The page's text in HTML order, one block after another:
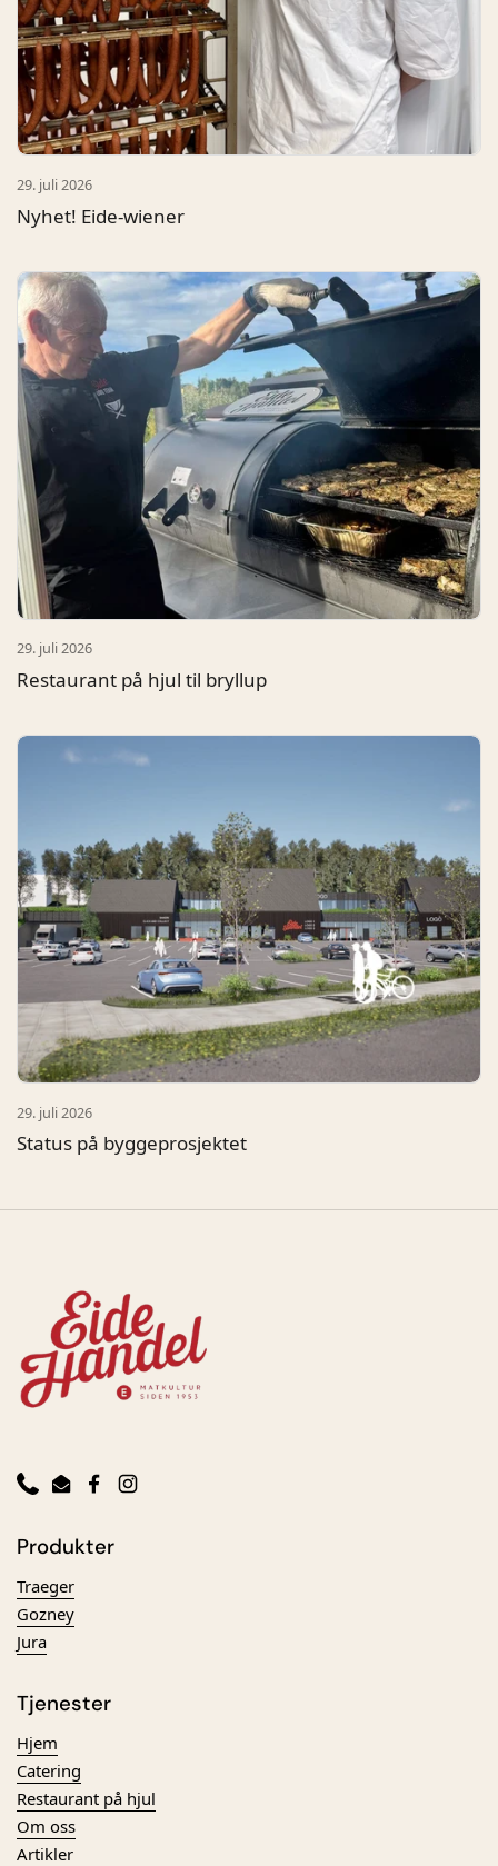
29. juli 2026
Nyhet! Eide-wiener
29. juli 2026
Restaurant på hjul til bryllup
29. juli 2026
Status på byggeprosjektet
PhoneEmailFacebookInstagram
Produkter
Traeger
Gozney
Jura
Tjenester
Hjem
Catering
Restaurant på hjul
Om oss
Artikler